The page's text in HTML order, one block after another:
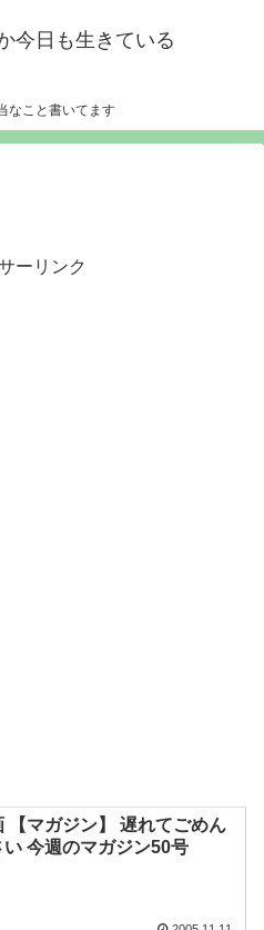
今日も生きている
なこと書いてます
ーリンク
【マガジン】 遅れてごめん
い 今週のマガジン50号